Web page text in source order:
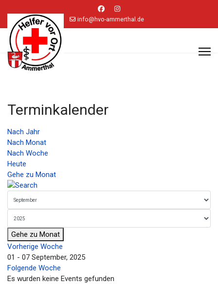
info@hvo-ammerthal.de
Terminkalender
Nach Jahr
Nach Monat
Nach Woche
Heute
Gehe zu Monat
Gehe zu Monat
Vorherige Woche
01 - 07 September, 2025
Folgende Woche
Es wurden keine Events gefunden